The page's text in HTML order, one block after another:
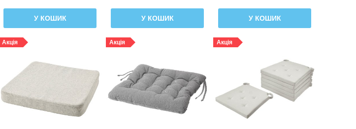
У КОШИК У КОШИК У КОШИК
Акція Акція Акція